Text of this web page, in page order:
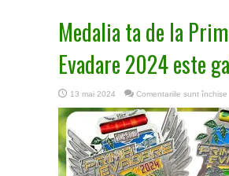
Medalia ta de la
Evadare 2024 este
13 mai 2024 Comentariile sunt închise